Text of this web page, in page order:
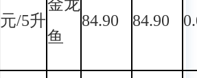
元/5升
金龙
鱼
84.90 84.90